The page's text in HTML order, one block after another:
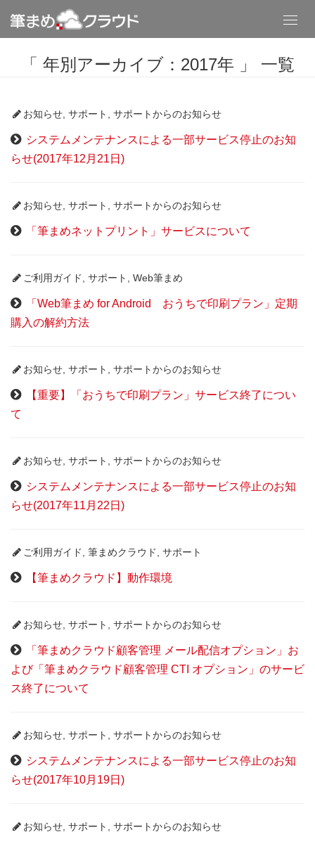
「 年別アーカイブ：2017年 」 一覧
お知らせ サポート サポートからのお知らせ
システムメンテナンスによる一部サービス停止のお知
らせ(2017年12月21日)
お知らせ サポート サポートからのお知らせ
「筆まめネットプリント」サービスについて
ご利用ガイド サポート Web筆まめ
「Web筆まめ for Android おうちで印刷プラン」定期
購入の解約方法
お知らせ サポート サポートからのお知らせ
【重要】「おうちで印刷プラン」サービス終了につい
て
お知らせ サポート サポートからのお知らせ
システムメンテナンスによる一部サービス停止のお知
らせ(2017年11月22日)
ご利用ガイド 筆まめクラウド サポート
【筆まめクラウド】動作環境
お知らせ サポート サポートからのお知らせ
「筆まめクラウド顧客管理 メール配信オプション」お
よび「筆まめクラウド顧客管理 CTI オプション」のサービ
ス終了について
お知らせ サポート サポートからのお知らせ
システムメンテナンスによる一部サービス停止のお知
らせ(2017年10月19日)
お知らせ サポート サポートからのお知らせ